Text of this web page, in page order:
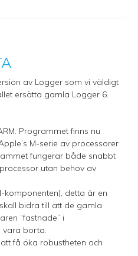
av Logger som vi väldigt
ersätta gamla Logger 6.
Programmet finns nu
M-serie av processorer
fungerar både snabbt
utan behov av
komponenten), detta är en
bidra till att de gamla
”fastnade” i
vara borta.
få öka robustheten och